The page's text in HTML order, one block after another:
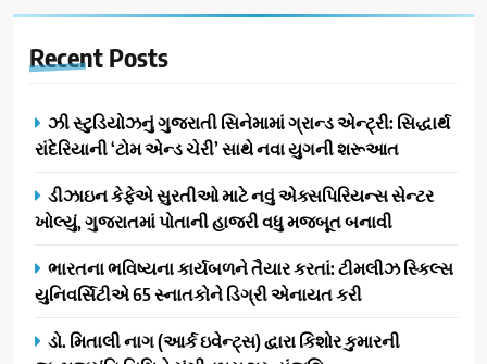
Recent Posts
ઝી સ્ટુડિયોઝનું ગુજરાતી સિનેમામાં ગ્રાન્ડ એન્ટ્રી: સિદ્ધાર્થ
રાંદેરિયાની ‘ટોમ એન્ડ ચેરી’ સાથે નવા યુગની શરૂઆત
ડીઝાઇન કેફેએ સુરતીઓ માટે નવું એક્સપિરિયન્સ સેન્ટર
ખોલ્યું, ગુજરાતમાં પોતાની હાજરી વધુ મજબૂત બનાવી
ભારતના ભવિષ્યના કાર્યબળને તૈયાર કરતાં: ટીમલીઝ સ્કિલ્સ
યુનિવર્સિટીએ 65 સ્નાતકોને ડિગ્રી એનાયત કરી
ડો. મિતાલી નાગ (આર્ક ઇવેન્ટ્સ) દ્વારા કિશોર કુમારની